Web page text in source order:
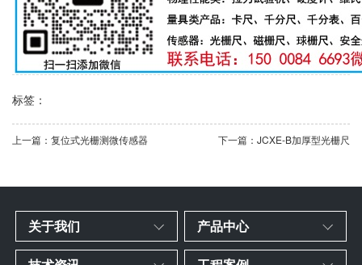
标签：
上一篇：复位式光栅测微传感器 下一篇：JCXE-B加厚型光栅尺
关于我们 产品中心